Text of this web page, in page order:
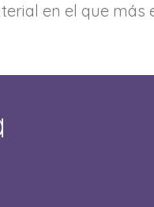
en el que más